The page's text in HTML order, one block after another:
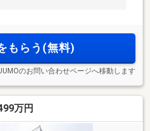
もらう(無料)
のお問い合わせページへ移動します
万円